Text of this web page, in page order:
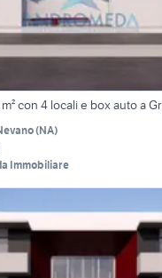
con 4 locali e box auto a Gr
(NA)
Immobiliare